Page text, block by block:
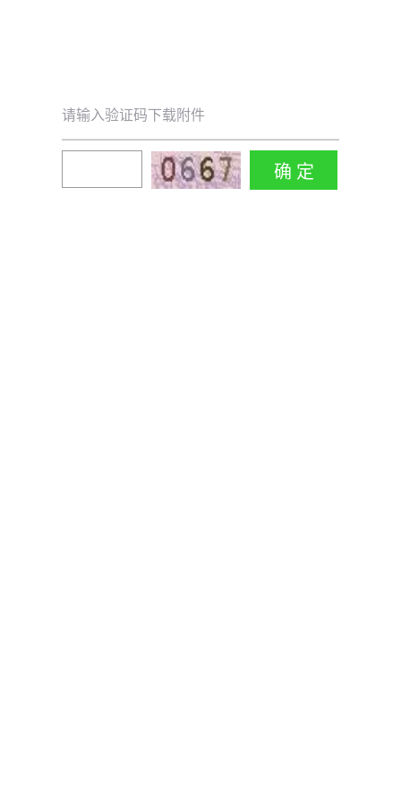
请输入验证码下载附件